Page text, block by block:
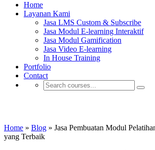
Home
Layanan Kami
Jasa LMS Custom & Subscribe
Jasa Modul E-learning Interaktif
Jasa Modul Gamification
Jasa Video E-learning
In House Training
Portfolio
Contact
Home » Blog » Jasa Pembuatan Modul
yang Terbaik